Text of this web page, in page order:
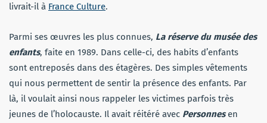
livrait-il à France Culture.
Parmi ses œuvres les plus connues, La réserve du musée des
enfants, faite en 1989. Dans celle-ci, des habits d’enfants
sont entreposés dans des étagères. Des simples vêtements
qui nous permettent de sentir la présence des enfants. Par
là, il voulait ainsi nous rappeler les victimes parfois très
jeunes de l’holocauste. Il avait réitéré avec Personnesen